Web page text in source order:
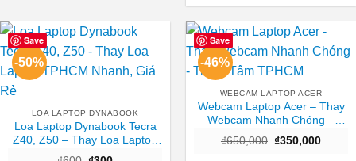
Save
-50%
LOA LAPTOP DYNABOOK
Loa Laptop Dynabook Tecra
Z40, Z50 – Thay Loa Laptop
Save
-46%
WEBCAM LAPTOP ACER
Webcam Laptop Acer – Thay
Webcam Nhanh Chóng –
₫650,000 Giá
₫350,000Giá